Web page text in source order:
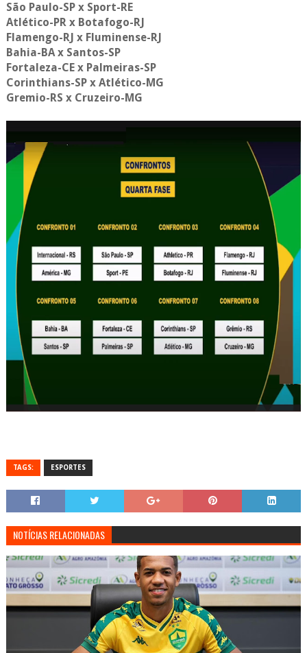
São Paulo-SP x Sport-RE
Atlético-PR x Botafogo-RJ
Flamengo-RJ x Fluminense-RJ
Bahia-BA x Santos-SP
Fortaleza-CE x Palmeiras-SP
Corinthians-SP x Atlético-MG
Gremio-RS x Cruzeiro-MG
TAGS: ESPORTES
NOTÍCIAS RELACIONADAS